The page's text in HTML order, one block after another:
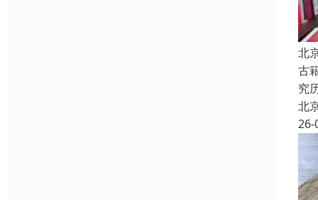
北
古
究
北
26-